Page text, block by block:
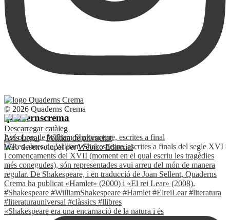
quadernscrema
Les obres de William Shakespeare, escrites a final
«Shakespeare era una encarnació de la natura i és
© 2026 Quaderns Crema
Descarregar catàleg
Avís Legal·Política de privacitat
Web desenvolupat perWébico Editorial